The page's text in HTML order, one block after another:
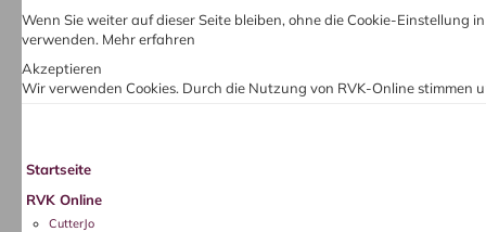
Wenn Sie weiter auf dieser Seite bleiben, ohne die Cookie-Einstellung
verwenden. Mehr erfahren
Akzeptieren
Wir verwenden Cookies. Durch die Nutzung von RVK-Online stimmen
Startseite
RVK Online
CutterJo